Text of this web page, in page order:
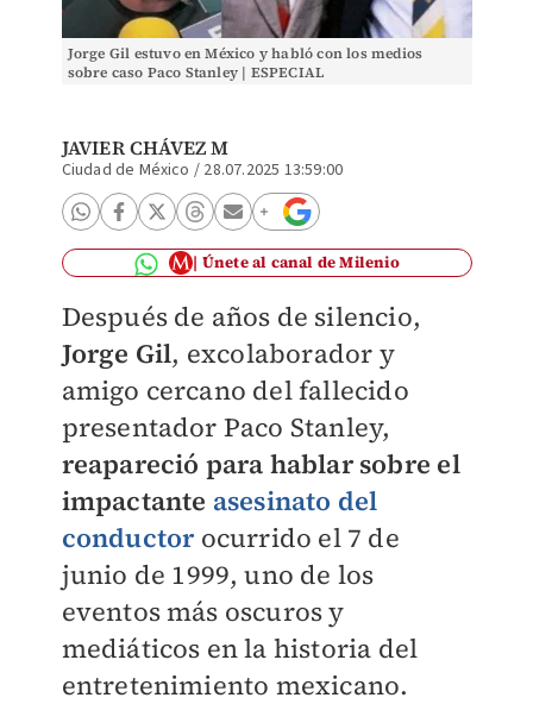
Jorge Gil estuvo en México y habló con los medios
sobre caso Paco Stanley | ESPECIAL
JAVIER CHÁVEZ M
Ciudad de México / 28.07.2025 13:59:00
Únete al canal de Milenio
Después de años de silencio,
Jorge Gil, excolaborador y
amigo cercano del fallecido
presentador Paco Stanley,
reapareció para hablar sobre el
impactante asesinato del
conductorocurrido el 7 de
junio de 1999, uno de los
eventos más oscuros y
mediáticos en la historia del
entretenimiento mexicano.